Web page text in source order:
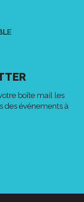
boîte mail les
des événements à